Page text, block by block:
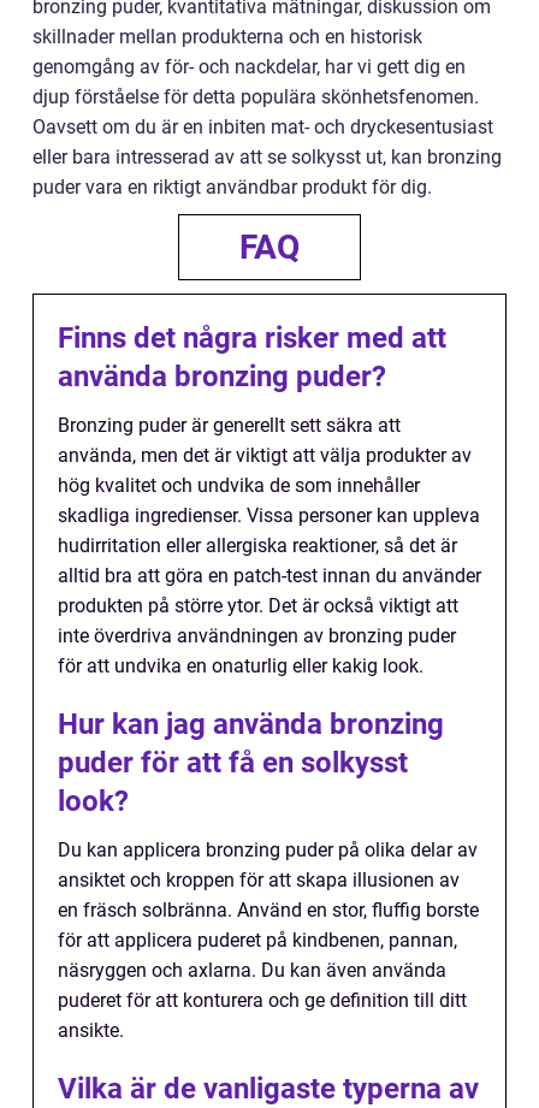
bronzing puder, kvantitativa mätningar, diskussion om
skillnader mellan produkterna och en historisk
genomgång av för- och nackdelar, har vi gett dig en
djup förståelse för detta populära skönhetsfenomen.
Oavsett om du är en inbiten mat- och dryckesentusiast
eller bara intresserad av att se solkysst ut, kan bronzing
puder vara en riktigt användbar produkt för dig.
FAQ
Finns det några risker med att
använda bronzing puder?
Bronzing puder är generellt sett säkra att
använda, men det är viktigt att välja produkter av
hög kvalitet och undvika de som innehåller
skadliga ingredienser. Vissa personer kan uppleva
hudirritation eller allergiska reaktioner, så det är
alltid bra att göra en patch-test innan du använder
produkten på större ytor. Det är också viktigt att
inte överdriva användningen av bronzing puder
för att undvika en onaturlig eller kakig look.
Hur kan jag använda bronzing
puder för att få en solkysst
look?
Du kan applicera bronzing puder på olika delar av
ansiktet och kroppen för att skapa illusionen av
en fräsch solbränna. Använd en stor, fluffig borste
för att applicera puderet på kindbenen, pannan,
näsryggen och axlarna. Du kan även använda
puderet för att konturera och ge definition till ditt
ansikte.
Vilka är de vanligaste typerna av